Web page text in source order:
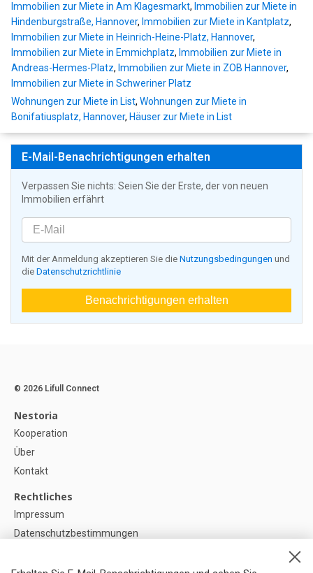
Immobilien zur Miete in Am Klagesmarkt, Immobilien zur Miete in
Hindenburgstraße, Hannover, Immobilien zur Miete in Kantplatz,
Immobilien zur Miete in Heinrich-Heine-Platz, Hannover,
Immobilien zur Miete in Emmichplatz, Immobilien zur Miete in
Andreas-Hermes-Platz, Immobilien zur Miete in ZOB Hannover,
Immobilien zur Miete in Schweriner Platz
Wohnungen zur Miete in List, Wohnungen zur Miete in
Bonifatiusplatz, Hannover, Häuser zur Miete in List
E-Mail-Benachrichtigungen erhalten
Verpassen Sie nichts: Seien Sie der Erste, der von neuen
Immobilien erfährt
Mit der Anmeldung akzeptieren Sie die Nutzungsbedingungen und
die Datenschutzrichtlinie
Benachrichtigungen erhalten
© 2026 Lifull Connect
Nestoria
Kooperation
Über
Kontakt
Rechtliches
Impressum
Datenschutzbestimmungen